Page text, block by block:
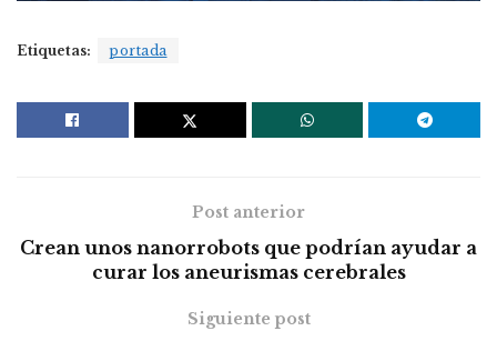
Etiquetas: portada
Post anterior
Crean unos nanorrobots que podrían ayudar a
curar los aneurismas cerebrales
Siguiente post